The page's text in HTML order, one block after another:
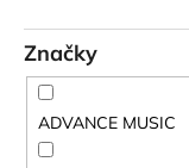
t
o
Značky
ADVANCE MUSIC
č
a
m